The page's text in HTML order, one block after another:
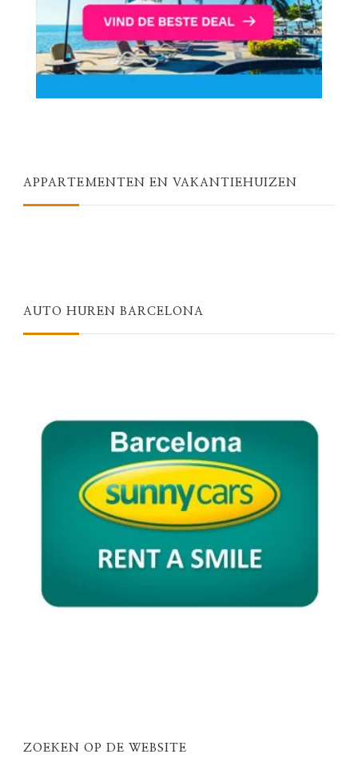
APPARTEMENTEN EN VAKANTIEHUIZEN
AUTO HUREN BARCELONA
ZOEKEN OP DE WEBSITE